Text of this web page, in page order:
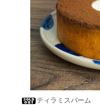
ティラミスバ